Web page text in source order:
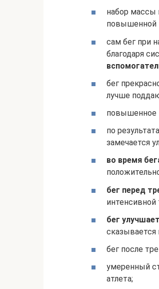
набор массы
повышенной
сам бег при
благодаря
бег
лучше
повышенное
по
замечается
во время
бег перед
бег
бег после
умеренный
атлета;